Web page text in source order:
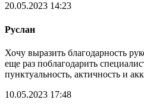
20.05.2023 14:23
Руслан
Хочу выразить благодарность
еще раз поблагодарить
пунктуальность, актичность и
10.05.2023 17:48